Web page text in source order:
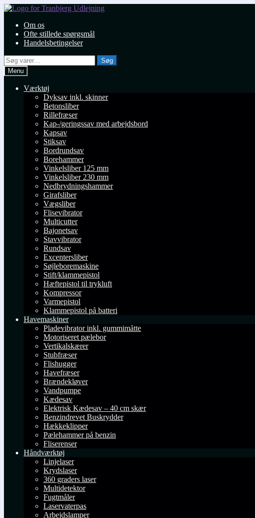
Spring
navigation
Spring
indholdOm os
Ofte stillede spørgsmål
Handelsbetingelser
Søg
efter:
Søg
Menu
Værktøj
Dyksav inkl. skinner
Betonsliber
Rillefræser
Kap-/geringssav med arbejdsbord
Kapsav
Stiksav
Bordrundsav
Borehammer
Vinkelsliber 125 mm
Vinkelsliber 230 mm
Nedbrydningshammer
Girafsliber
Vægsliber
Flisevibrator
Multicutter
Bajonetsav
Stavvibrator
Rundsav
Excentersliber
Søjleboremaskine
Stift/klammepistol
Hæftepistol til trykluft
Kompressor
Varmepistol
Klammepistol på batteri
Havemaskiner
Pladevibrator inkl. gummimåtte
Motoriseret pælebor
Vertikalskærer
Stubfræser
Flishugger
Havefræser
Brændekløver
Vandpumpe
Kædesav
Elektrisk Kædesav – 40 cm skær
Benzindrevet Buskrydder
Hækkeklipper
Pælehammer på benzin
Fliserenser
Håndværktøj
Linjelaser
Krydslaser
360 graders laser
Multidetektor
Fugtmåler
Laservaterpas
Arbejdslamper